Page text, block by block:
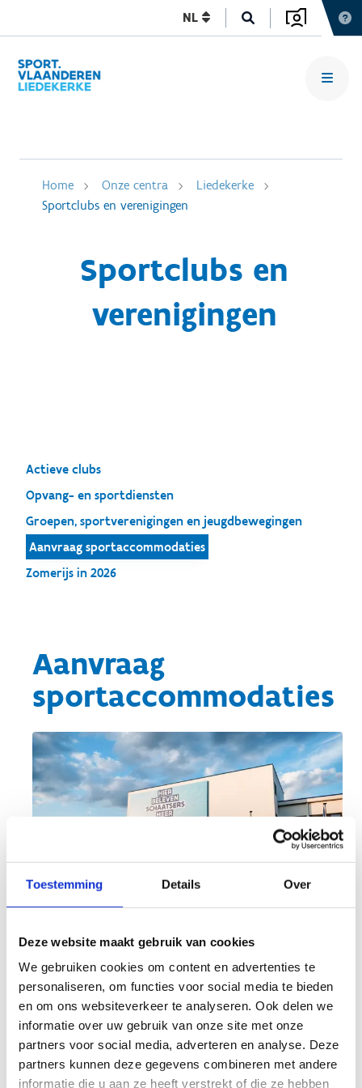
Toestemming Details Over
Deze website maakt gebruik van cookies
We gebruiken cookies om content en advertenties te
personaliseren, om functies voor social media te bieden
en om ons websiteverkeer te analyseren. Ook delen we
informatie over uw gebruik van onze site met onze
partners voor social media, adverteren en analyse. Deze
partners kunnen deze gegevens combineren met andere
informatie die u aan ze heeft verstrekt of die ze hebben
NL
Home Onze centra
Liedekerke
Sportclubs en verenigingen
Sportclubs en
verenigingen
Actieve clubs
Opvang- en sportdiensten
Groepen, sportverenigingen en jeugdbewegingen
Aanvraag sportaccommodaties
Zomerijs in 2026
Aanvraag
sportaccommodaties
Doe jouw aanvraag voor een
sportaccomodatie
Wil je graag gebruikmaken van onze
sportaccommodatie? Contacteer ons! We staan
klaar om jou te helpen bij het plannen van jouw